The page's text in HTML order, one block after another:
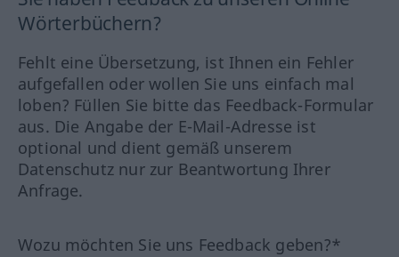
Wörterbüchern?
Fehlt eine Übersetzung, ist Ihnen ein Fehler
aufgefallen oder wollen Sie uns einfach mal
loben? Füllen Sie bitte das Feedback-Formular
aus. Die Angabe der E-Mail-Adresse ist
optional und dient gemäß unserem
Datenschutz nur zur Beantwortung Ihrer
Anfrage.
Wozu möchten Sie uns Feedback geben?*